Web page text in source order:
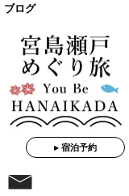
ブログ
▸ 宿泊予約